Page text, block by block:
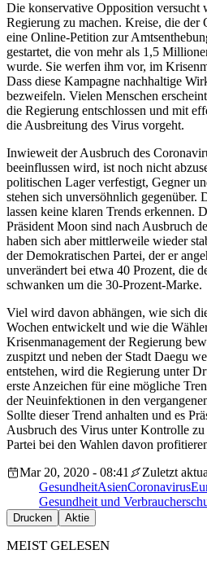
Die konservative Opposition versucht
Regierung zu machen. Kreise, die der
eine Online-Petition zur
gestartet, die von mehr als 1,5
wurde. Sie werfen ihm vor, im
Dass diese Kampagne nachhaltige
bezweifeln. Vielen Menschen
die Regierung entschlossen und mit
die Ausbreitung des Virus vorgeht.
Inwieweit der Ausbruch des
beeinflussen wird, ist noch nicht
politischen Lager verfestigt, Gegner
stehen sich unversöhnlich gegenüber.
lassen keine klaren Trends erkennen.
Präsident Moon sind nach Ausbruch
haben sich aber mittlerweile wieder
der Demokratischen Partei, der er
unverändert bei etwa 40 Prozent, die
schwanken um die 30-Prozent-Marke.
Viel wird davon abhängen, wie sich
Wochen entwickelt und wie die
Krisenmanagement der Regierung
zuspitzt und neben der Stadt Daegu
entstehen, wird die Regierung unter
erste Anzeichen für eine mögliche
der Neuinfektionen in den
Sollte dieser Trend anhalten und es
Ausbruch des Virus unter Kontrolle
Partei bei den Wahlen davon
Mar 20, 2020 - 08:41
Zuletzt
GesundheitAsienCoronavirus
Gesundheit und
Drucken Aktie
MEIST GELESEN